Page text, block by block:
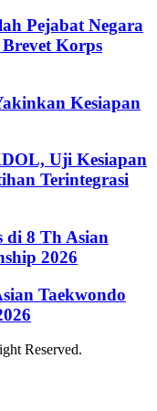
Pejabat Negara
Korps
Kesiapan
Uji Kesiapan
Terintegrasi
di 8 Th Asian
2026
Taekwondo
Reserved.